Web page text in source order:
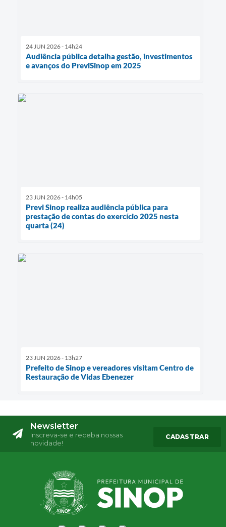
24 JUN 2026 - 14h24
Audiência pública detalha gestão, investimentos
e avanços do PreviSinop em 2025
23 JUN 2026 - 14h05
Previ Sinop realiza audiência pública para
prestação de contas do exercício 2025 nesta
quarta (24)
23 JUN 2026 - 13h27
Prefeito de Sinop e vereadores visitam Centro de
Restauração de Vidas Ebenezer
Newsletter
Inscreva-se e receba nossas
novidade!
CADASTRAR